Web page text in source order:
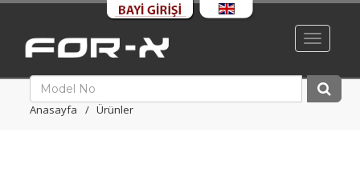
Toggle
Anasayfa Ürünler